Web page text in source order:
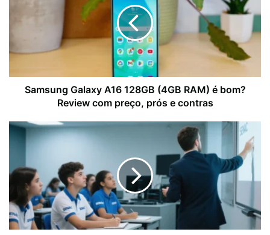
Samsung Galaxy A16 128GB (4GB RAM) é bom?
Review com preço, prós e contras